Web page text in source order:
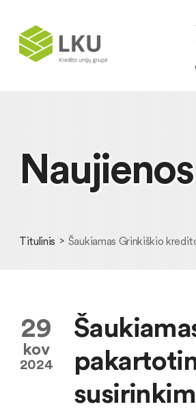
Naujienos
Titulinis Šaukiamas Grinkiškio
29
kov
2024